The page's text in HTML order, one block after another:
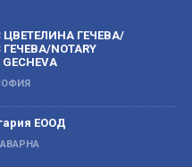
ГЕЧЕВА/
NOTARY
ЕООД